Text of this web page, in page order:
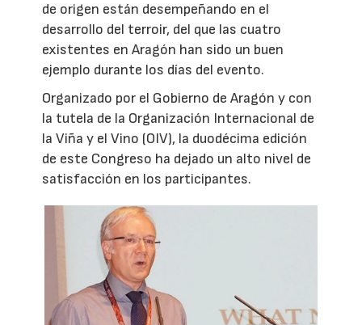
de origen están desempeñando en el
desarrollo del terroir, del que las cuatro
existentes en Aragón han sido un buen
ejemplo durante los días del evento.
Organizado por el Gobierno de Aragón y con
la tutela de la Organización Internacional de
la Viña y el Vino (OIV), la duodécima edición
de este Congreso ha dejado un alto nivel de
satisfacción en los participantes.